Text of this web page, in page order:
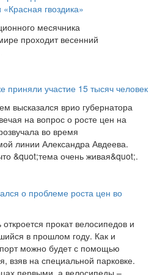
«Красная гвоздика»
месячника
проходит весенний
приняли участие 15 тысяч человек
высказался врио губернатора
на вопрос о росте цен на
во время
линии Александра Авдеева.
&quot;тема очень живая&quot;.
о проблеме роста цен во
прокат велосипедов и
в прошлом году. Как и
можно будет с помощью
взяв на специальной парковке.
первыми, а велосипеды –